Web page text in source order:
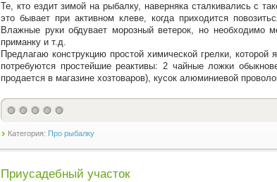
Те, кто ездит зимой на рыбалку, наверняка сталкивались с
это бывает при активном клеве, когда приходится
Влажные руки обдувает морозный ветерок, но необходимо
приманку и т.д.
Предлагаю конструкцию простой химической грелки,
потребуются простейшие реактивы: 2 чайные ложки
продается в магазине хозтоваров), кусок алюминиевой
Категория: Про рыбалку
Приусадебный участок